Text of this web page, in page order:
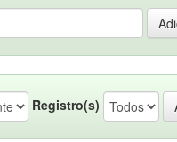
Registro(s)